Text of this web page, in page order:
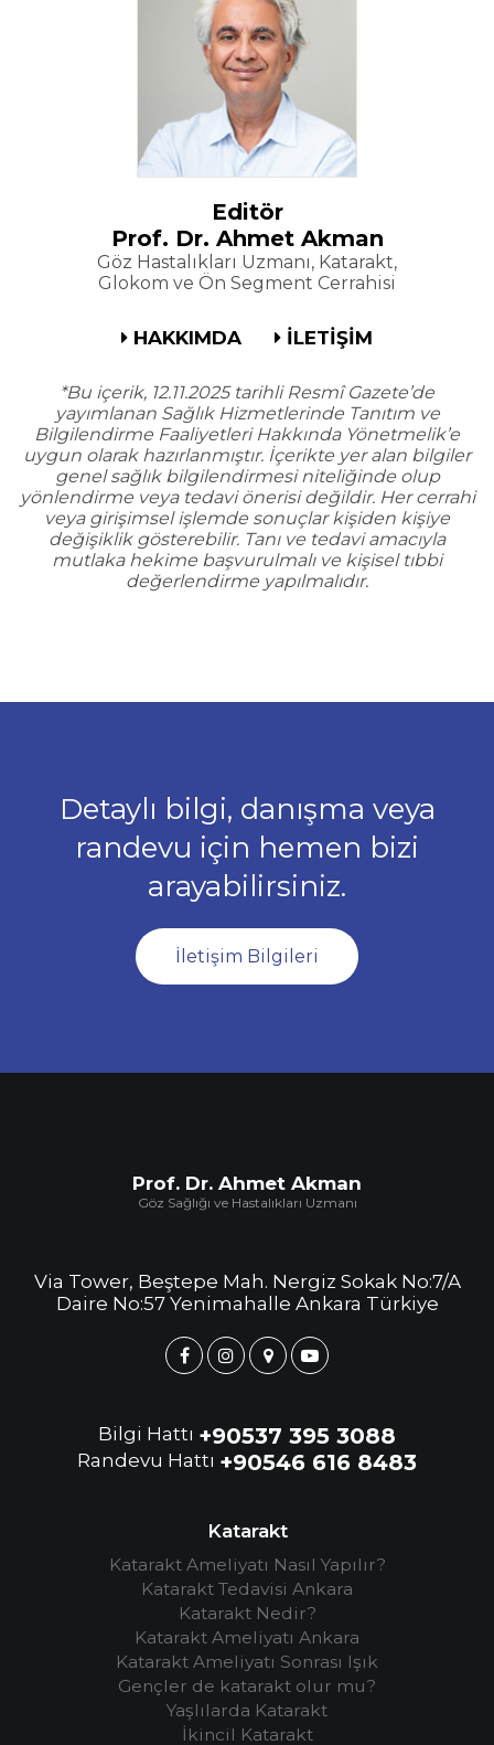
Editör
Prof. Dr. Ahmet Akman
Göz Hastalıkları Uzmanı, Katarakt,
Glokom ve Ön Segment Cerrahisi
HAKKIMDA İLETİŞİM
*Bu içerik, 12.11.2025 tarihli Resmî Gazete’de
yayımlanan Sağlık Hizmetlerinde Tanıtım ve
Bilgilendirme Faaliyetleri Hakkında Yönetmelik’e
uygun olarak hazırlanmıştır. İçerikte yer alan bilgiler
genel sağlık bilgilendirmesi niteliğinde olup
yönlendirme veya tedavi önerisi değildir. Her cerrahi
veya girişimsel işlemde sonuçlar kişiden kişiye
değişiklik gösterebilir. Tanı ve tedavi amacıyla
mutlaka hekime başvurulmalı ve kişisel tıbbi
değerlendirme yapılmalıdır.
Detaylı bilgi, danışma veya
randevu için hemen bizi
arayabilirsiniz.
İletişim Bilgileri
Prof. Dr. Ahmet Akman
Göz Sağlığı ve Hastalıkları Uzmanı
Via Tower, Beştepe Mah. Nergiz Sokak No:7/A
Daire No:57 Yenimahalle Ankara Türkiye
Bilgi Hattı +90537 395 3088
Randevu Hattı +90546 616 8483
Katarakt
Katarakt Ameliyatı Nasıl Yapılır?
Katarakt Tedavisi Ankara
Katarakt Nedir?
Katarakt Ameliyatı Ankara
Katarakt Ameliyatı Sonrası Işık
Gençler de katarakt olur mu?
Yaşlılarda Katarakt
İkincil Katarakt